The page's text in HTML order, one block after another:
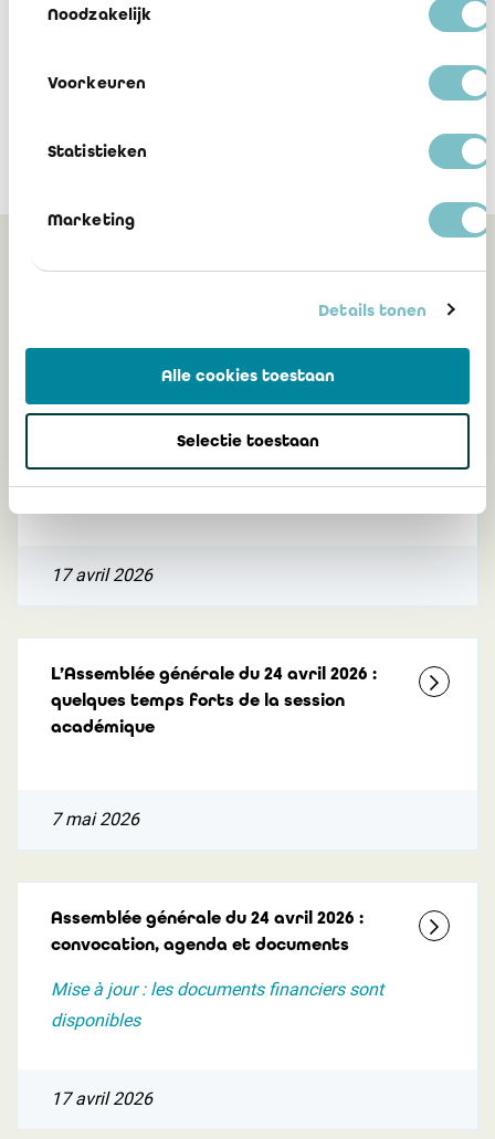
Noodzakelijk
Voorkeuren
Statistieken
Marketing
Details tonen
Alle cookies toestaan
Selectie toestaan
Peut également vous
Nouvelle procédure de connexion au
portail IRE: authentification
2026
17 avril 2026
L’Assemblée générale du 24 avril 2026 :
quelques temps forts de la session
académique
7 mai 2026
Assemblée générale du 24 avril 2026 :
convocation, agenda et documents
Mise à jour : les documents financiers sont
disponibles
17 avril 2026